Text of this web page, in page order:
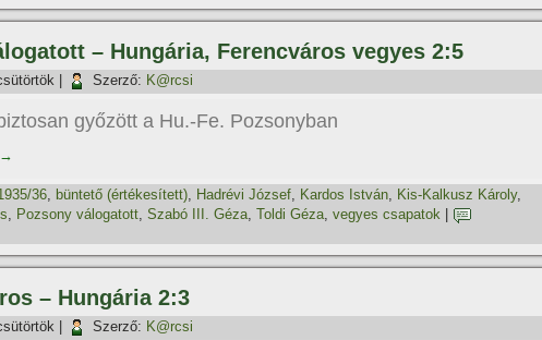
– Hungária, Ferencváros vegyes 2:5
Szerző: K@rcsi
győzött a Hu.-Fe. Pozsonyban
→
36, büntető (értékesí­tett), Hadrévi József, Kardos István, Kis-Kalkusz Károly,
, Pozsony válogatott, Szabó III. Géza, Toldi Géza, vegyes csapatok
– Hungária 2:3
Szerző: K@rcsi